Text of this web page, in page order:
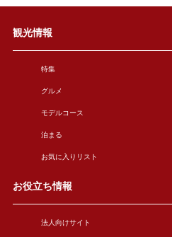
観光情報
特集
グルメ
モデルコース
泊まる
お気に入りリスト
お役立ち情報
法人向けサイト